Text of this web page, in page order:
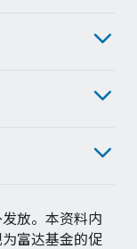
放。本资料内
富达基金的促